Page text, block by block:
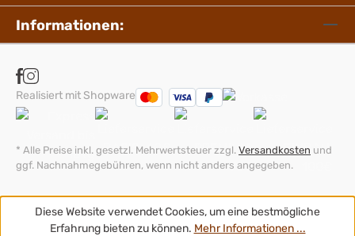
Informationen:
Realisiert mit Shopware
* Alle Preise inkl. gesetzl. Mehrwertsteuer zzgl. Versandkosten und
ggf. Nachnahmegebühren, wenn nicht anders angegeben.
Diese Website verwendet Cookies, um eine bestmögliche
Erfahrung bieten zu können. Mehr Informationen ...